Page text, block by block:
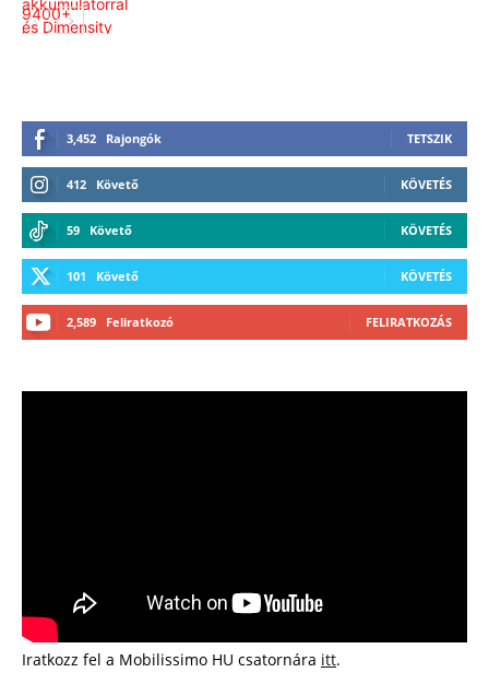
3,452 Rajongók TETSZIK
412 Követő KÖVETÉS
59 Követő KÖVETÉS
101 Követő KÖVETÉS
2,589 Feliratkozó FELIRATKOZÁS
Iratkozz fel a Mobilissimo HU csatornára itt.